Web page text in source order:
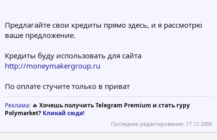
Предлагайте свои кредиты прямо здесь, и я рассмотрю
ваше предложение.
Кредиты буду использовать для сайта
http://moneymakergroup.ru
По оплате стучите только в приват
Реклама: 🔥 Хочешь получить Telegram Premium и стать гуру
Polymarket? Кликай сюда!
Последнее редактирование: 17.12.2006